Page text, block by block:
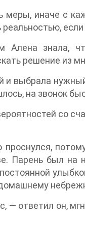
меры, иначе с
Алена знала,
решение из
и выбрала
на звонок
со
проснулся,
Парень был на
— ответил он,